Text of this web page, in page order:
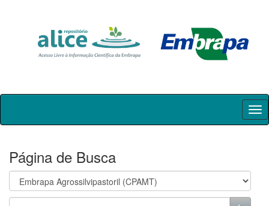
Skip
Página de Busca